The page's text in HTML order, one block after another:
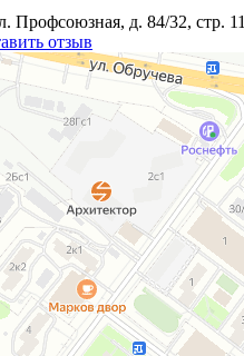
Профсоюзная, д. 84/32, стр. 11
отзыв